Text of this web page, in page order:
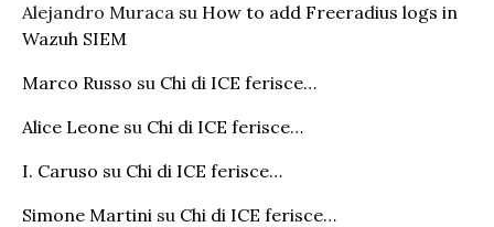
Alejandro Muraca su How to add Freeradius logs in
Wazuh SIEM
Marco Russo su Chi di ICE ferisce…
Alice Leone su Chi di ICE ferisce…
I. Caruso su Chi di ICE ferisce…
Simone Martini su Chi di ICE ferisce…